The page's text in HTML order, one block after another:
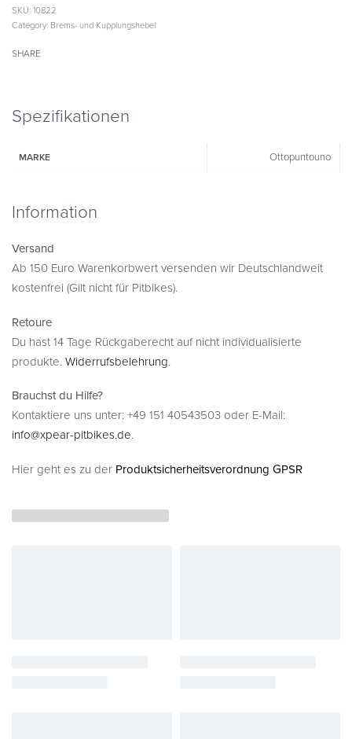
SKU: 10822
Category: Brems- und Kupplungshebel
SHARE
Spezifikationen
MARKE Ottopuntouno
Information
Versand
Ab 150 Euro Warenkorbwert versenden wir Deutschlandweit
kostenfrei (Gilt nicht für Pitbikes).
Retoure
Du hast 14 Tage Rückgaberecht auf nicht individualisierte
produkte. Widerrufsbelehrung.
Brauchst du Hilfe?
Kontaktiere uns unter: +49 151 40543503 oder E-Mail:
info@xpear-pitbikes.de.
Hier geht es zu der Produktsicherheitsverordnung GPSR